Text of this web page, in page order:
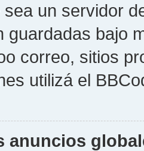
un servidor
guardadas bajo
correo, sitios
utilizá el
anuncios